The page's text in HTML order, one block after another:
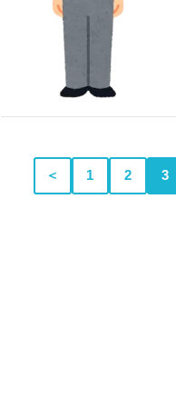
＜ 1 2 3